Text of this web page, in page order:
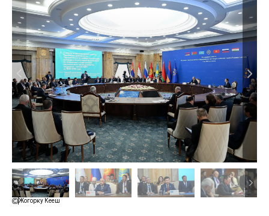
Жогорку Кеңеш